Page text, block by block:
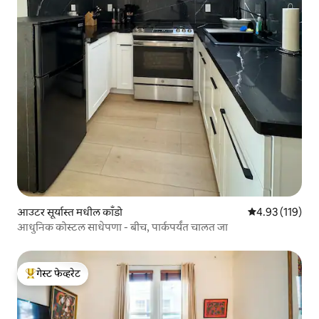
आउटर सूर्यास्त मधील काँडो 5 पैकी 4.93
4.93 (119)
आधुनिक कोस्टल साधेपणा - बीच, पार्कपर्यंत चालत जा
टॉप गेस्ट फेव्हरेट
गेस्ट फेव्हरेट